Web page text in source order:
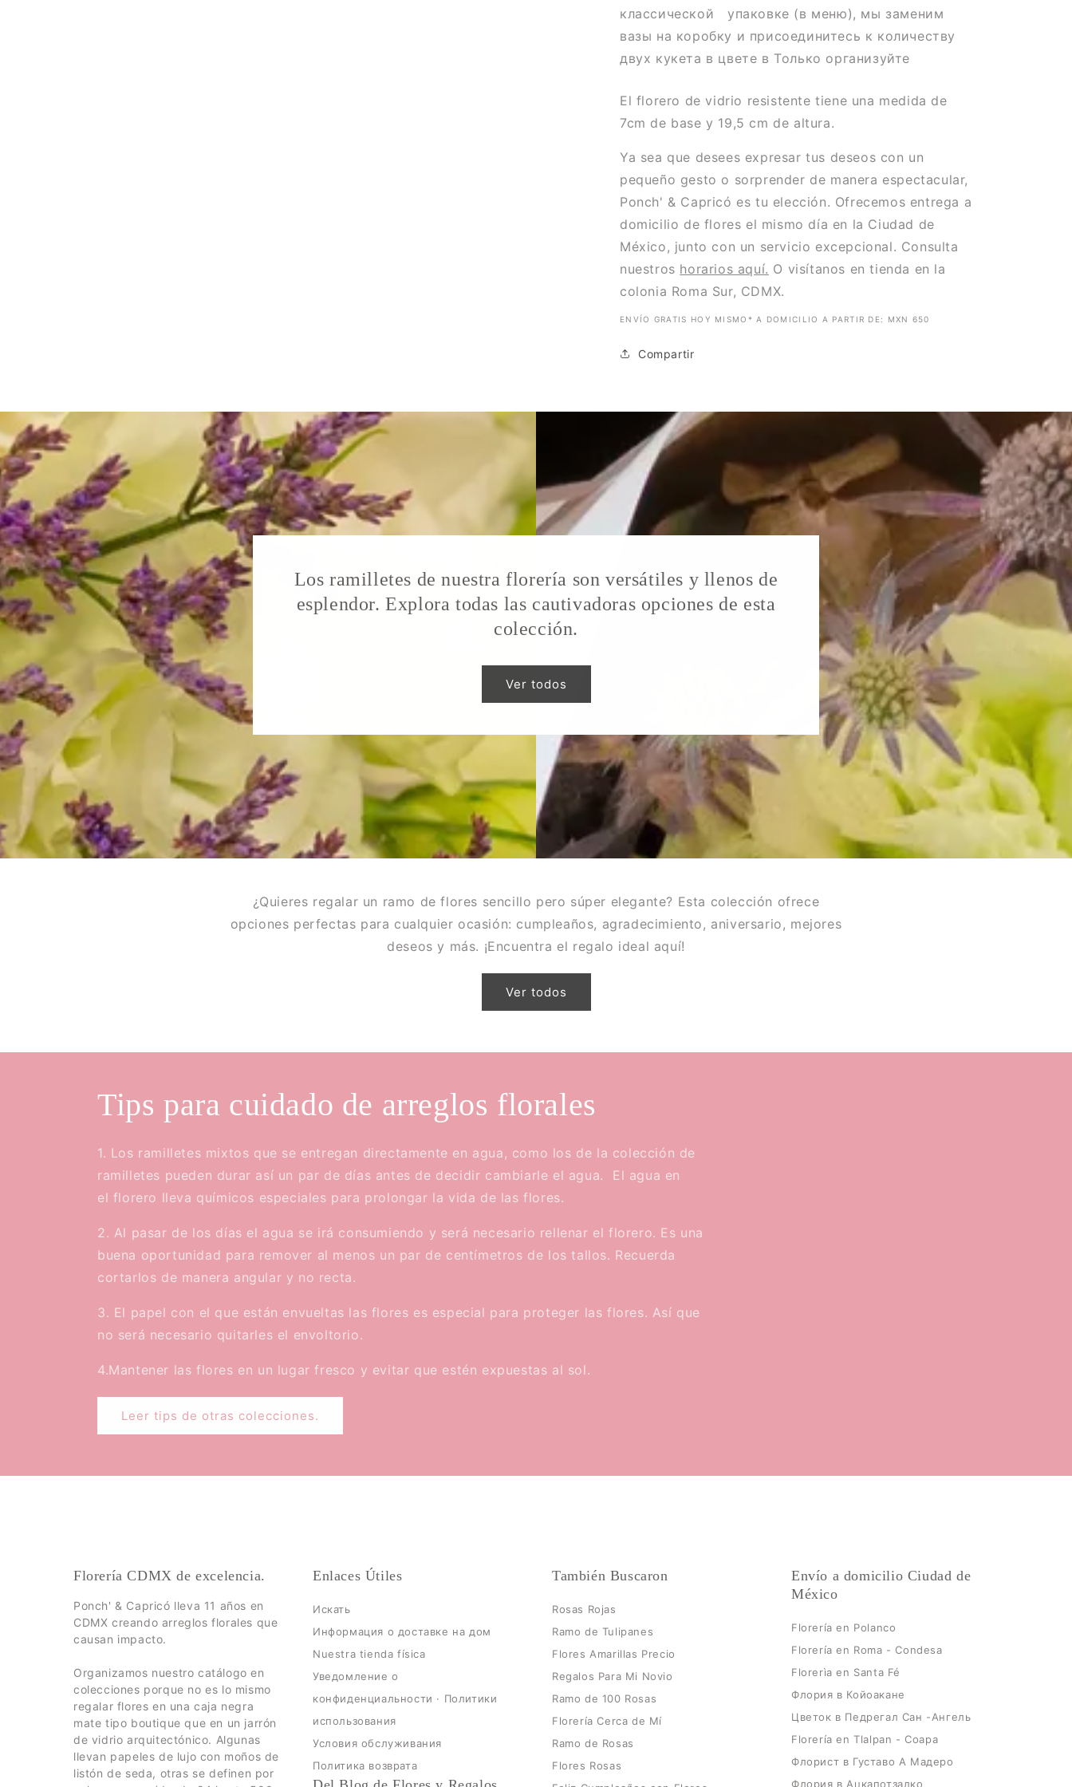
классической упаковке (в меню), мы заменим
вазы на коробку и присоединитесь к количеству
двух кукета в цвете в Только организуйте
El florero de vidrio resistente tiene una medida de
7cm de base y 19,5 cm de altura.
Ya sea que desees expresar tus deseos con un
pequeño gesto o sorprender de manera espectacular,
Ponch' & Capricó es tu elección. Ofrecemos entrega a
domicilio de flores el mismo día en la Ciudad de
México, junto con un servicio excepcional. Consulta
nuestros horarios aquí. O visítanos en tienda en la
colonia Roma Sur, CDMX.
ENVÍO GRATIS HOY MISMO* A DOMICILIO A PARTIR DE: MXN 650
Compartir
Los ramilletes de nuestra florería son versátiles y llenos de
esplendor. Explora todas las cautivadoras opciones de esta
colección.
Ver todos
¿Quieres regalar un ramo de flores sencillo pero súper elegante? Esta colección ofrece
opciones perfectas para cualquier ocasión: cumpleaños, agradecimiento, aniversario, mejores
deseos y más. ¡Encuentra el regalo ideal aquí!
Ver todos
Tips para cuidado de arreglos florales
1. Los ramilletes mixtos que se entregan directamente en agua, como los de la colección de
ramilletes pueden durar así un par de días antes de decidir cambiarle el agua. El agua en
el florero lleva químicos especiales para prolongar la vida de las flores.
2. Al pasar de los días el agua se irá consumiendo y será necesario rellenar el florero. Es una
buena oportunidad para remover al menos un par de centímetros de los tallos. Recuerda
cortarlos de manera angular y no recta.
3. El papel con el que están envueltas las flores es especial para proteger las flores. Así que
no será necesario quitarles el envoltorio.
4.Mantener las flores en un lugar fresco y evitar que estén expuestas al sol.
Leer tips de otras colecciones.
Florería CDMX de excelencia.
Ponch' & Capricó lleva 11 años en
CDMX creando arreglos florales que
causan impacto.
Organizamos nuestro catálogo en
colecciones porque no es lo mismo
regalar flores en una caja negra
mate tipo boutique que en un jarrón
de vidrio arquitectónico. Algunas
llevan papeles de lujo con moños de
listón de seda, otras se definen por
Enlaces Útiles
Искать
Информация о доставке на дом
Nuestra tienda física
Уведомление о
конфиденциальности · Политики
использования
Условия обслуживания
Политика возврата
También Buscaron
Rosas Rojas
Ramo de Tulipanes
Flores Amarillas Precio
Regalos Para Mi Novio
Ramo de 100 Rosas
Florería Cerca de Mí
Ramo de Rosas
Flores Rosas
Envío a domicilio Ciudad de
México
Florería en Polanco
Florería en Roma - Condesa
Florerìa en Santa Fé
Флория в Койоакане
Цветок в Педрегал Сан -Ангель
Florería en Tlalpan - Coapa
Флорист в Густаво А Мадеро
Флория в Ацкапотзалко